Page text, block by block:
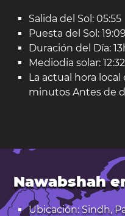
Salida del Sol: 05:55
Puesta del Sol: 19:09
Duración del Día:
Mediodia solar: 12:32
La actual hora local
minutos Antes de
Nawabshah
Ubicación: Sindh,